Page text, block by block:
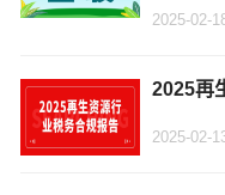
2025-02-
2025再
2025-02-